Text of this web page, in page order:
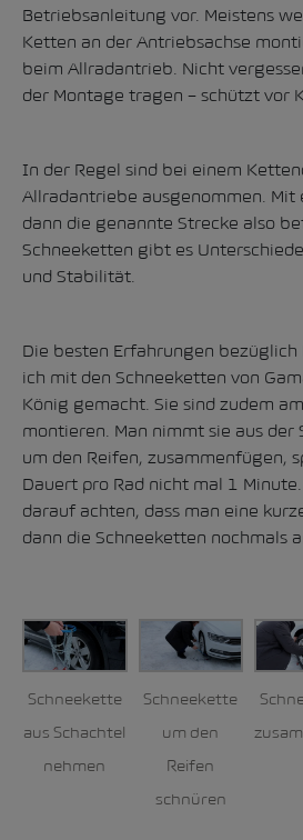
Betriebsanleitung vor. Meistens
Ketten an der Antriebsachse
beim Allradantrieb. Nicht
der Montage tragen – schützt vor
In der Regel sind bei einem
Allradantriebe ausgenommen. Mit
dann die genannte Strecke also
Schneeketten gibt es
und Stabilität.
Die besten Erfahrungen
ich mit den Schneeketten von
König gemacht. Sie sind zudem
montieren. Man nimmt sie aus der
um den Reifen, zusammenfügen,
Dauert pro Rad nicht mal 1
darauf achten, dass man eine
dann die Schneeketten nochmals
Schneekette
aus Schachtel
nehmen
Schneekette
um den
Reifen
schnüren